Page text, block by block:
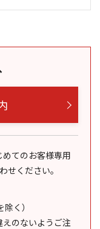
てのお客様専用
せください。
く）
のないようご注